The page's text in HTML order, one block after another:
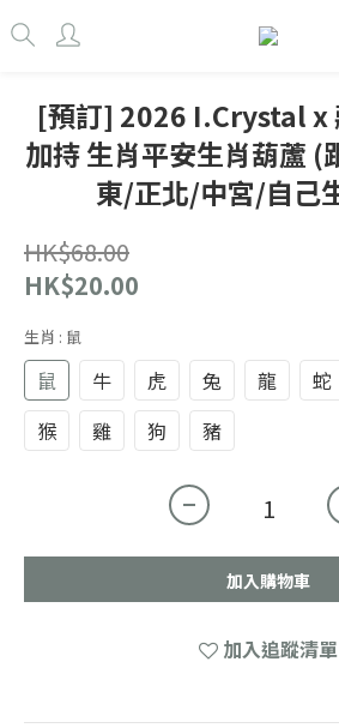
[預訂] 2026 I.Crystal x
加持 生肖平安生肖葫蘆
東/正北/中宮/自己
HK$68.00
HK$20.00
生肖 : 鼠
鼠 牛 虎 兔 龍 蛇
猴
雞 狗 豬
加入購物車
加入追蹤清單